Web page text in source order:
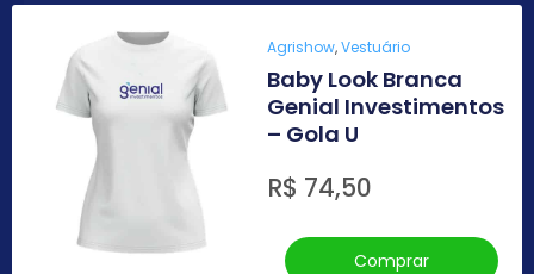
Agrishow,Vestuário
Baby Look Branca
Genial Investimentos
– Gola U
R$ 74,50
Comprar